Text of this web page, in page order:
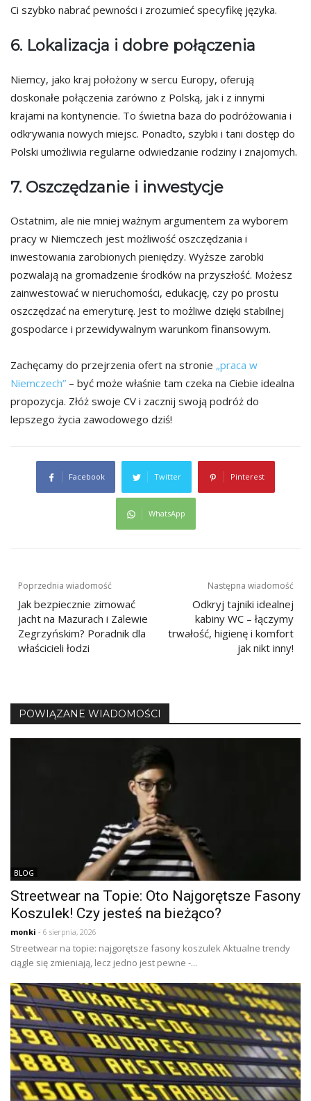
Ci szybko nabrać pewności i zrozumieć specyfikę języka.
6. Lokalizacja i dobre połączenia
Niemcy, jako kraj położony w sercu Europy, oferują
doskonałe połączenia zarówno z Polską, jak i z innymi
krajami na kontynencie. To świetna baza do podróżowania i
odkrywania nowych miejsc. Ponadto, szybki i tani dostęp do
Polski umożliwia regularne odwiedzanie rodziny i znajomych.
7. Oszczędzanie i inwestycje
Ostatnim, ale nie mniej ważnym argumentem za wyborem
pracy w Niemczech jest możliwość oszczędzania i
inwestowania zarobionych pieniędzy. Wyższe zarobki
pozwalają na gromadzenie środków na przyszłość. Możesz
zainwestować w nieruchomości, edukację, czy po prostu
oszczędzać na emeryturę. Jest to możliwe dzięki stabilnej
gospodarce i przewidywalnym warunkom finansowym.
Zachęcamy do przejrzenia ofert na stronie „praca w
Niemczech” – być może właśnie tam czeka na Ciebie idealna
propozycja. Złóż swoje CV i zacznij swoją podróż do
lepszego życia zawodowego dziś!
Facebook Twitter Pinterest
WhatsApp
Nawigacja
wpisu
Poprzednia wiadomość
Jak bezpiecznie zimować
jacht na Mazurach i Zalewie
Zegrzyńskim? Poradnik dla
właścicieli łodzi
Następna wiadomość
Odkryj tajniki idealnej
kabiny WC – łączymy
trwałość, higienę i komfort
jak nikt inny!
POWIĄZANE WIADOMOŚCI
BLOG
Streetwear na Topie: Oto Najgorętsze Fasony
Koszulek! Czy jesteś na bieżąco?
monki - 6 sierpnia, 2026
Streetwear na topie: najgorętsze fasony koszulek Aktualne trendy
ciągle się zmieniają, lecz jedno jest pewne -...